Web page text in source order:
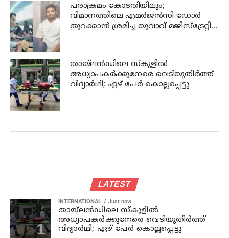
പരാക്രമം കോടതിയിലും;
വിമാനത്തിലെ എമര്‍ജന്‍സി ഡോര്‍
തുറക്കാന്‍ ശ്രമിച്ച യുവാവ് മജിസ്ട്രേറ്റിന്
തായ്‌ലന്‍ഡിലെ സ്കൂളിൽ
അധ്യാപകര്‍ക്കുനേരെ വെടിയുതിർത്ത്
വിദ്യാർഥി; ഏഴ് പേര്‍ കൊല്ലപ്പെട്ടു
LATEST
INTERNATIONAL Just now
തായ്‌ലന്‍ഡിലെ സ്കൂളിൽ
അധ്യാപകര്‍ക്കുനേരെ വെടിയുതിർത്ത്
വിദ്യാർഥി; ഏഴ് പേര്‍ കൊല്ലപ്പെട്ടു